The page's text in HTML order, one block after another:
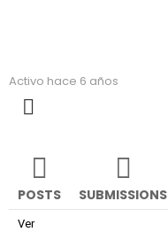
Activo hace 6 años
POSTS SUBMISSIONS
Ver